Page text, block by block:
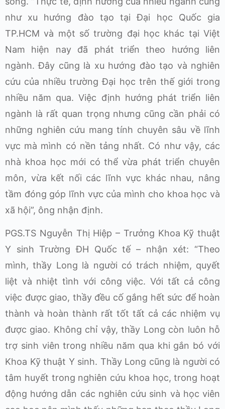
như xu hướng đào tạo tại Đại học Quốc gia
TP.HCM và một số trường đại học khác tại Việt
Nam hiện nay đã phát triển theo hướng liên
ngành. Đây cũng là xu hướng đào tạo và nghiên
cứu của nhiều trường Đại học trên thế giới trong
nhiều năm qua. Việc định hướng phát triển liên
ngành là rất quan trọng nhưng cũng cần phải có
những nghiên cứu mang tính chuyên sâu về lĩnh
vực mà mình có nền tảng nhất. Có như vậy, các
nhà khoa học mới có thể vừa phát triển chuyên
môn, vừa kết nối các lĩnh vực khác nhau, nâng
tầm đóng góp lĩnh vực của mình cho khoa học và
xã hội”, ông nhận định.
PGS.TS Nguyễn Thị Hiệp – Trưởng Khoa Kỹ thuật
Y sinh Trường ĐH Quốc tế – nhận xét: “Theo
mình, thầy Long là người có trách nhiệm, quyết
liệt và nhiệt tình với công việc. Với tất cả công
việc được giao, thầy đều cố gắng hết sức để hoàn
thành và hoàn thành rất tốt tất cả các nhiệm vụ
được giao. Không chỉ vậy, thầy Long còn luôn hỗ
trợ sinh viên trong nhiều năm qua khi gắn bó với
Khoa Kỹ thuật Y sinh. Thầy Long cũng là người có
tâm huyết trong nghiên cứu khoa học, trong hoạt
động hướng dẫn các nghiên cứu sinh và học viên